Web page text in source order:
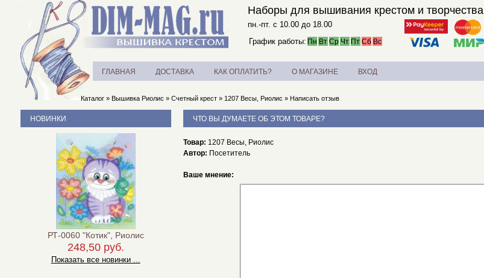
Наборы для вышивания крестом и творчества
пн.-пт. с 10.00 до 18.00
График работы: Пн Вт Ср Чт Пт Сб Вс
ГЛАВНАЯ ДОСТАВКА КАК ОПЛАТИТЬ? О МАГАЗИНЕ ВХОД
Каталог» Вышивка Риолис » Счетный крест» 1207 Весы, Риолис » Написать отзыв
ЧТО ВЫ ДУМАЕТЕ ОБ ЭТОМ ТОВАРЕ?
Товар: 1207 Весы, Риолис
Автор: Посетитель
Ваше мнение:
НОВИНКИ
РТ-0060 "Котик", Риолис
248,50 руб.
Показать все новинки ...